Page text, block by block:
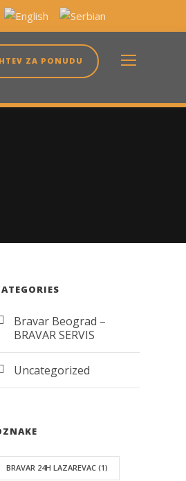
ZA PONUDU
Bravar Beograd –
BRAVAR SERVIS
Uncategorized
BRAVAR 24H LAZAREVAC (1)